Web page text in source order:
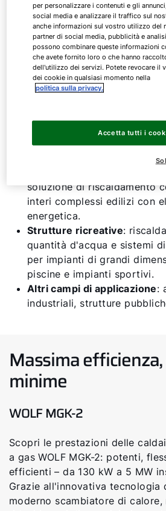
elevato.
Ospedali e strutture di cura
affidabile di calore e acqua
il riscaldamento e la
Industria e produzione:
processo o vapore per
Grandi edifici per uffici e
riscaldamento efficiente di
distribuzione uniforme del
soluzione di riscaldamento
interi complessi edilizi con
energetica.
Strutture ricreative:
quantità d'acqua e sistemi
per impianti di grandi
piscine e impianti sportivi.
Altri campi di applicazione:
industriali, strutture
Massima
minime
WOLF MGK-2
Scopri le prestazioni delle
a gas WOLF MGK-2: potenti,
efficienti – da 130 kW a 5 MW
Grazie all'innovativa tecnologia
moderno scambiatore di calore,
per personalizzare i contenuti e gli
social media e analizzare il traffico sul
anche informazioni sul vostro utilizzo del
partner di social media, pubblicità e
possono combinare queste informazioni
che avete fornito loro o che hanno
dell'utilizzo dei servizi. Potete revocare il
dei cookie in qualsiasi momento nella
politica sulla privacy.
Accetta tutti i